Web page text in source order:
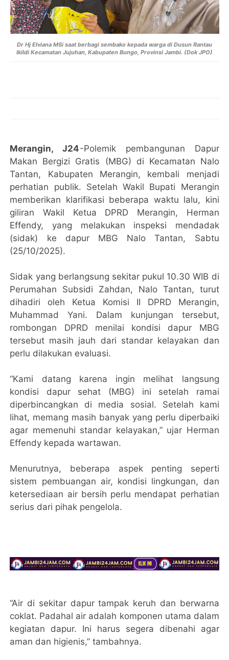
Dr Hj Elviana MSi saat berbagi sembako kepada warga di Dusun Rantau
Ikildi Kecamatan Jujuhan, Kabupaten Bungo, Provinsi Jambi. (Dok JPO)
Merangin, J24-Polemik pembangunan Dapur
Makan Bergizi Gratis (MBG) di Kecamatan Nalo
Tantan, Kabupaten Merangin, kembali menjadi
perhatian publik. Setelah Wakil Bupati Merangin
memberikan klarifikasi beberapa waktu lalu, kini
giliran Wakil Ketua DPRD Merangin, Herman
Effendy, yang melakukan inspeksi mendadak
(sidak) ke dapur MBG Nalo Tantan, Sabtu
(25/10/2025).
Sidak yang berlangsung sekitar pukul 10.30 WIB di
Perumahan Subsidi Zahdan, Nalo Tantan, turut
dihadiri oleh Ketua Komisi II DPRD Merangin,
Muhammad Yani. Dalam kunjungan tersebut,
rombongan DPRD menilai kondisi dapur MBG
tersebut masih jauh dari standar kelayakan dan
perlu dilakukan evaluasi.
“Kami datang karena ingin melihat langsung
kondisi dapur sehat (MBG) ini setelah ramai
diperbincangkan di media sosial. Setelah kami
lihat, memang masih banyak yang perlu diperbaiki
agar memenuhi standar kelayakan,” ujar Herman
Effendy kepada wartawan.
Menurutnya, beberapa aspek penting seperti
sistem pembuangan air, kondisi lingkungan, dan
ketersediaan air bersih perlu mendapat perhatian
serius dari pihak pengelola.
“Air di sekitar dapur tampak keruh dan berwarna
coklat. Padahal air adalah komponen utama dalam
kegiatan dapur. Ini harus segera dibenahi agar
aman dan higienis,” tambahnya.